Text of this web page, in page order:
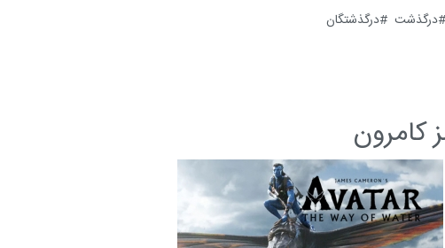
درگذشت
درگذشتگان
کامرون